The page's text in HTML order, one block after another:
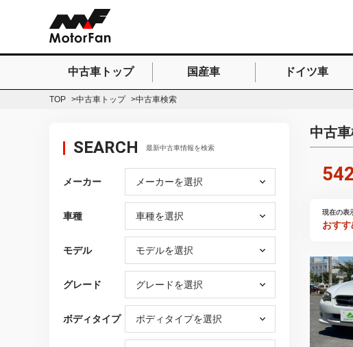
検索したいキーワードを入力
中古車トップ 国産車 ドイツ車
TOP 中古車トップ 中古車検索
SEARCH 最新中古車情報を検索
メーカー
車種
モデル
グレード
ボディタイプ
中古
現在の表
おす